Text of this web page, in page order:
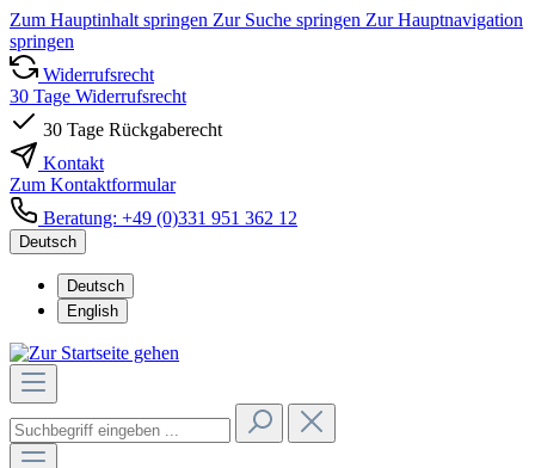
Zum Hauptinhalt springen Zur Suche springen Zur Hauptnavigation
springen
Widerrufsrecht
30 Tage Widerrufsrecht
30 Tage Rückgaberecht
Kontakt
Zum Kontaktformular
Beratung: +49 (0)331 951 362 12
Deutsch
Deutsch
English